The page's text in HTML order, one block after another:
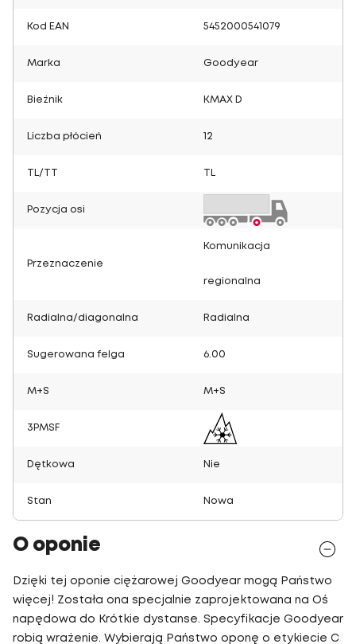
Kod EAN 5452000541079
Marka Goodyear
Bieżnik KMAX D
Liczba płócień 12
TL/TT
Pozycja osi
Przeznaczenie
Komunikacja
regionalna
Radialna/diagonalna Radialna
Sugerowana felga 6.00
M+S M+S
3PMSF
Dętkowa Nie
Stan Nowa
O oponie
Dzięki tej oponie ciężarowej Goodyear mogą Państwo
więcej! Została ona specjalnie zaprojektowana na Oś
napędowa do Krótkie dystanse. Specyfikacje Goodyear
robią wrażenie. Wybierają Państwo oponę o etykiecie C